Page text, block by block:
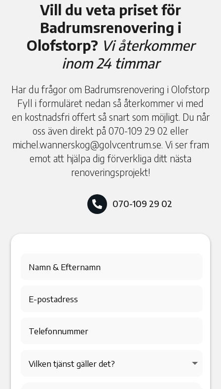
Vill du veta priset för
Badrumsrenovering i
Olofstorp? Vi återkommer
inom 24 timmar
Har du frågor om Badrumsrenovering i Olofstorp
Fyll i formuläret nedan så återkommer vi med
en kostnadsfri offert så snart som möjligt. Du når
oss även direkt på 070-109 29 02 eller
michel.wannerskog@golvcentrum.se. Vi ser fram
emot att hjälpa dig förverkliga ditt nästa
renoveringsprojekt!
 070-109 29 02